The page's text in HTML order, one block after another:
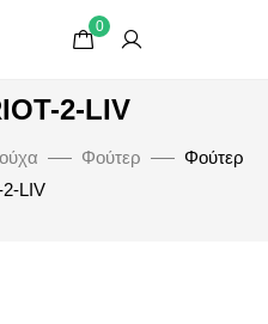
0
2-LIV
Φούτερ
Φούτερ
LIV